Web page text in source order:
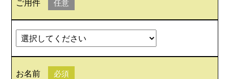
ご用件 任意
お名前 必須